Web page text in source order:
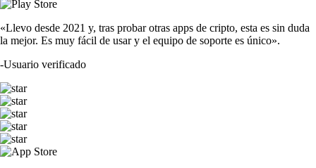
«Llevo desde 2021 y, tras probar otras apps de cripto, esta es sin duda
la mejor. Es muy fácil de usar y el equipo de soporte es único».
-Usuario verificado